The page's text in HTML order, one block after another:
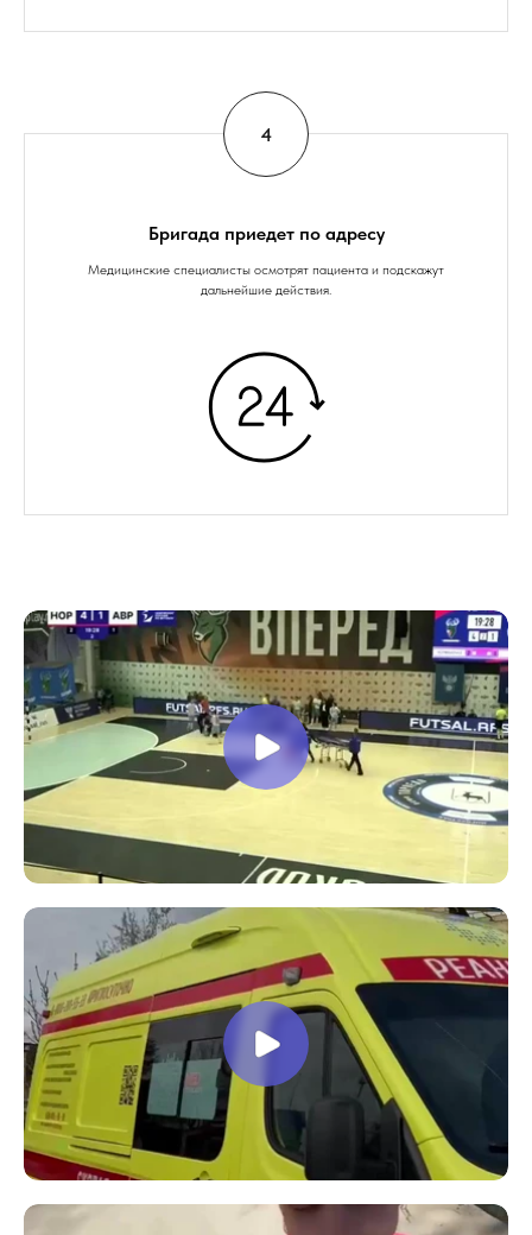
Бригада приедет по адресу
Медицинские специалисты осмотрят пациента и подскажут
дальнейшие действия.